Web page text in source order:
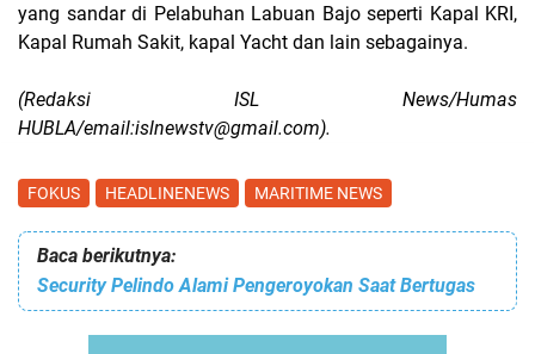
yang sandar di Pelabuhan Labuan Bajo seperti Kapal KRI,
Kapal Rumah Sakit, kapal Yacht dan lain sebagainya.
(Redaksi ISL News/Humas
HUBLA/email:islnewstv@gmail.com).
FOKUS HEADLINENEWS MARITIME NEWS
Baca berikutnya:
Security Pelindo Alami Pengeroyokan Saat Bertugas